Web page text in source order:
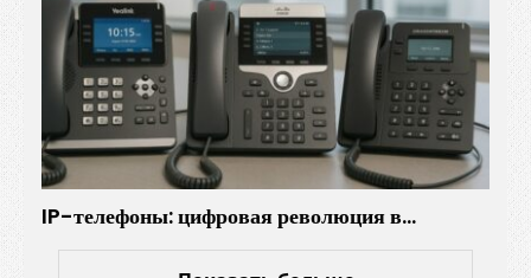
IP-телефоны: цифровая революция в…